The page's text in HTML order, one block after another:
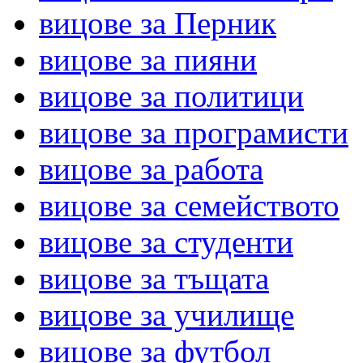
вицове за Перник
вицове за пияни
вицове за политици
вицове за програмисти
вицове за работа
вицове за семейството
вицове за студенти
вицове за тъщата
вицове за училище
вицове за футбол